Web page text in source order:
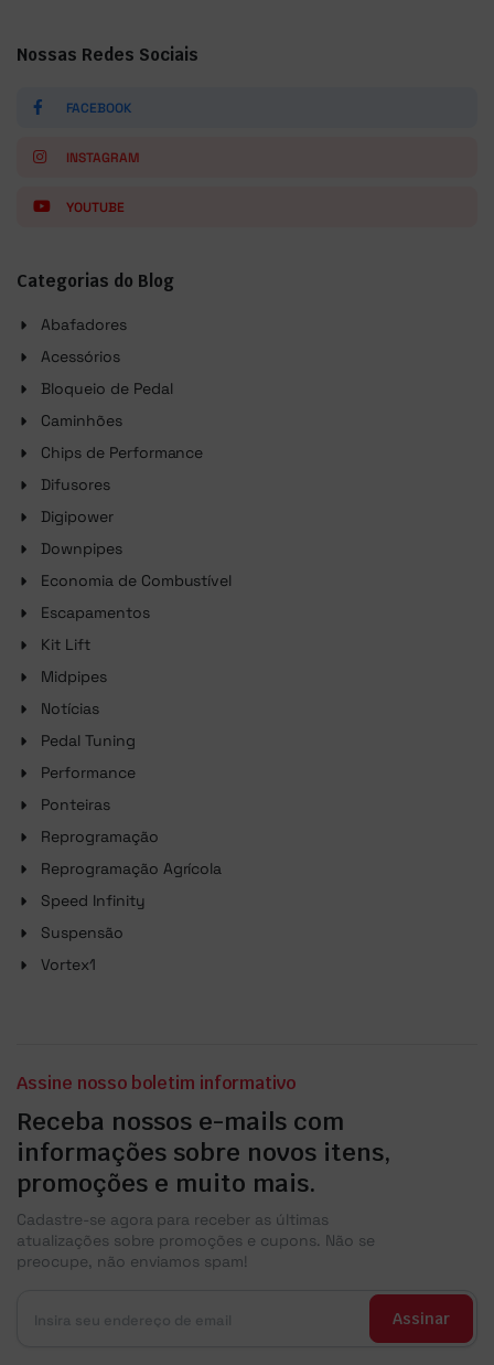
Nossas Redes Sociais
FACEBOOK
INSTAGRAM
YOUTUBE
Categorias do Blog
Abafadores
Acessórios
Bloqueio de Pedal
Caminhões
Chips de Performance
Difusores
Digipower
Downpipes
Economia de Combustível
Escapamentos
Kit Lift
Midpipes
Notícias
Pedal Tuning
Performance
Ponteiras
Reprogramação
Reprogramação Agrícola
Speed Infinity
Suspensão
Vortex1
Assine nosso boletim informativo
Receba nossos e-mails com
informações sobre novos itens,
promoções e muito mais.
Cadastre-se agora para receber as últimas
atualizações sobre promoções e cupons. Não se
preocupe, não enviamos spam!
Assinar